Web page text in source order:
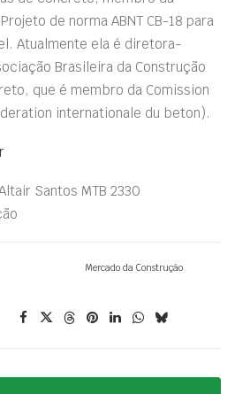
de norma ABNT CB-18 para
Atualmente ela é diretora-
Brasileira da Construção
que é membro da Comission
internationale du beton).
Santos MTB 2330 
Mercado da Construção